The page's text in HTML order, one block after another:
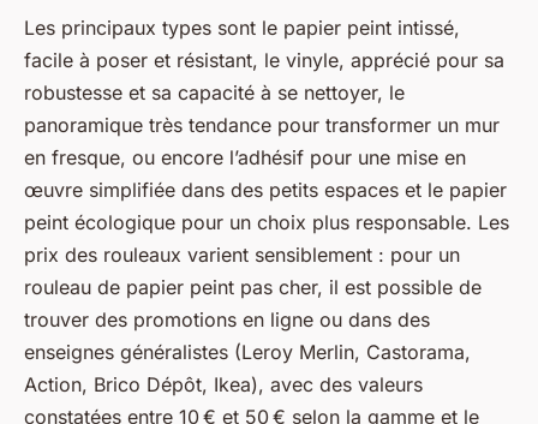
Les principaux types sont le papier peint intissé,
facile à poser et résistant, le vinyle, apprécié pour sa
robustesse et sa capacité à se nettoyer, le
panoramique très tendance pour transformer un mur
en fresque, ou encore l’adhésif pour une mise en
œuvre simplifiée dans des petits espaces et le papier
peint écologique pour un choix plus responsable. Les
prix des rouleaux varient sensiblement : pour un
rouleau de papier peint pas cher, il est possible de
trouver des promotions en ligne ou dans des
enseignes généralistes (Leroy Merlin, Castorama,
Action, Brico Dépôt, Ikea), avec des valeurs
constatées entre 10 € et 50 € selon la gamme et le